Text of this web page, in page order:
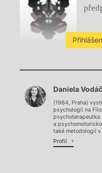
Daniela
(1964, Praha)
psychologii na
psychoterapeutka
a
také metodologií
Profil